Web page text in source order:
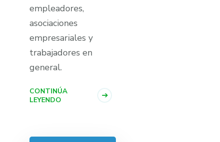
empleadores,
asociaciones
empresariales y
trabajadores en
general.
CONTINÚA
LEYENDO